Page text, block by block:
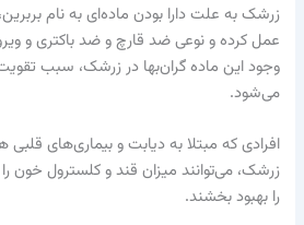
زرشک به علت دارا بودن ماده‌ای به نام
عمل کرده و نوعی ضد قارچ و ضد باکتری و
وجود این ماده گران‌بها در زرشک، سبب
می‌شود.
افرادی که مبتلا به دیابت و بیماری‌های
زرشک، می‌توانند میزان قند و کلسترول خون
را بهبود بخشند.